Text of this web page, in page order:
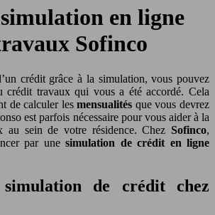
en ligne
Sofinco
crédit grâce à la simulation, vous pouvez
crédit travaux qui vous a été accordé. Cela
de calculer lesmensualités que vous devrez
est parfois nécessaire pour vous aider à la
au sein de votre résidence. Chez Sofinco,
par unesimulation de crédit en ligne
de crédit chez